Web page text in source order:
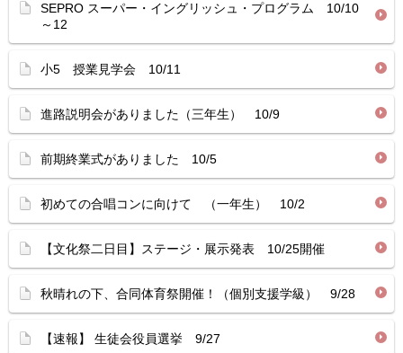
SEPRO スーパー・イングリッシュ・プログラム 10/10
～12
小5 授業見学会 10/11
進路説明会がありました（三年生） 10/9
前期終業式がありました 10/5
初めての合唱コンに向けて （一年生） 10/2
【文化祭二日目】ステージ・展示発表 10/25開催
秋晴れの下、合同体育祭開催！（個別支援学級） 9/28
【速報】 生徒会役員選挙 9/27